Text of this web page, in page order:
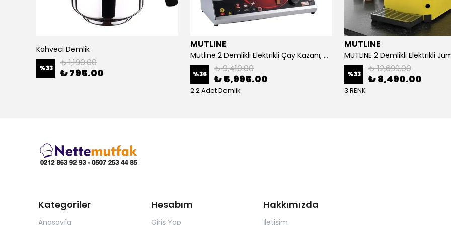
Kahveci Demlik
%33 ₺ 1,190.00
₺ 795.00
MUTLINE
Mutline 2 Demlikli Elektrikli Çay Kazanı, Çay Ocağı 25 LT
%36 ₺ 9,410.00
₺ 5,995.00
2 2 Adet Demlik
MUTLINE
%33 ₺ 12,699.00
₺ 8,490.00
3 RENK
Kategoriler
Anasayfa
Hesabım
Giriş Yap
Hakkımızda
İletişim